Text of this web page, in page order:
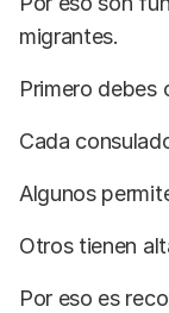
migrantes.
Primero debes
Cada
Algunos
Otros tienen
Por eso es